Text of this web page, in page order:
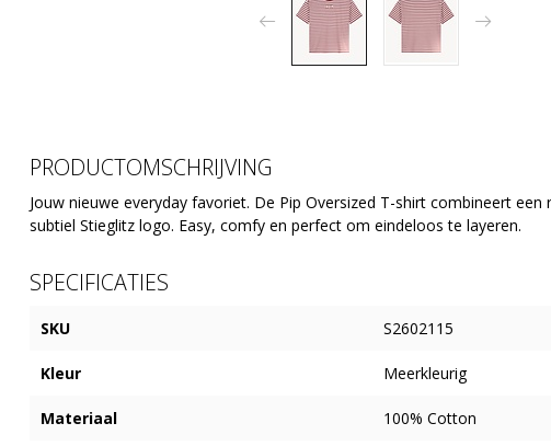
PRODUCTOMSCHRIJVING
Jouw nieuwe everyday favoriet. De Pip Oversized T-shirt combineert
subtiel Stieglitz logo. Easy, comfy en perfect om eindeloos te layeren.
SPECIFICATIES
SKU S2602115
Kleur Meerkleurig
Materiaal 100% Cotton